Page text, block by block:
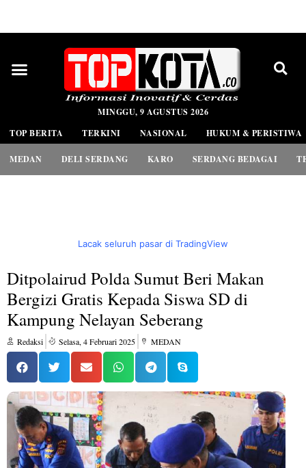
MINGGU, 9 AGUSTUS 2026
TOP BERITA
TERKINI NASIONAL HUKUM & PERISTIWA
MEDAN DELI SERDANG KARO SERDANG BEDAGAI
Lacak seluruh pasar di TradingView
Ditpolairud Polda Sumut Beri Makan
Bergizi Gratis Kepada Siswa SD di
Kampung Nelayan Seberang
Redaksi Selasa, 4 Februari 2025 MEDAN